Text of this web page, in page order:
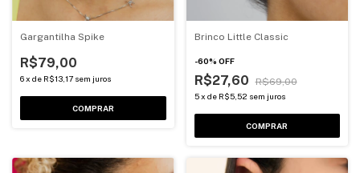
Gargantilha Spike
R$79,00
6x de R$13,17 sem juros
COMPRAR
Brinco Little Classic
-60% OFF
R$27,60 R$69,00
5 x de R$5,52 sem juros
COMPRAR